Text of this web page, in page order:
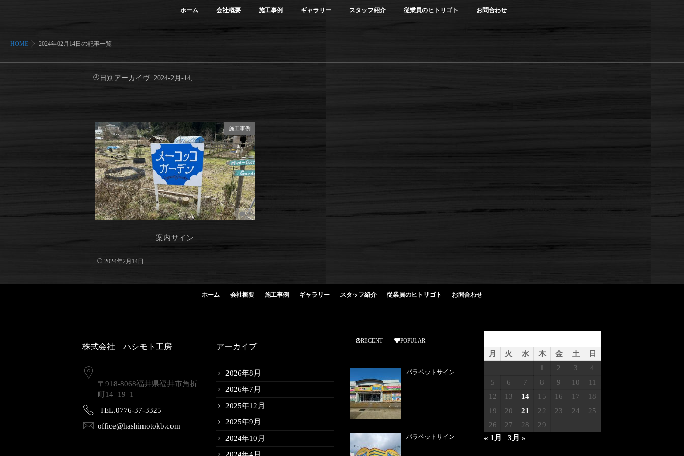
ホーム 会社概要 施工事例 ギャラリー スタッフ紹介 従業員のヒトリゴト お問合わせ
HOME 2024年02月14日の記事一覧
日別アーカイヴ: 2024-2月-14,
施工事例
0
案内サイン
2024年2月14日
ホーム 会社概要 施工事例 ギャラリー スタッフ紹介 従業員のヒトリゴト お問合わせ
株式会社 ハシモト工房
〒918-8068福井県福井市角折
町14−19−1
TEL.0776-37-3325
office@hashimotokb.com
アーカイブ
2026年8月
2026年7月
2025年12月
2025年9月
2024年10月
RECENT POPULAR
パラペットサイン
パラペットサイン
月
火 水 木 金 土
日
1
2 3
4
5
6 7 8 9 10
11
12
13 14 15 16 17
18
19
20 21 22 23 24
25
26
27 28
29
« 1月
3月 »